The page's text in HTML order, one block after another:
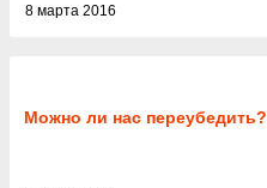
8 марта 2016
Можно ли нас переубедить?